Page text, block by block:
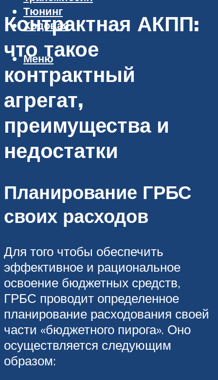
Тюнинг
Ходовая
Меню
Контрактная АКПП:
что такое
контрактный
агрегат,
преимущества и
недостатки
Планирование ГРБС
своих расходов
Для того чтобы обеспечить
эффективное и рациональное
освоение бюджетных средств,
ГРБС проводит определенное
планирование расходования своей
части «бюджетного пирога». Оно
осуществляется следующим
образом: